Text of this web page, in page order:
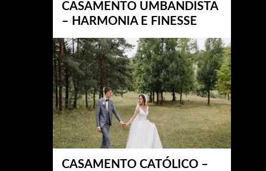
CASAMENTO UMBANDISTA
– HARMONIA E FINESSE
CASAMENTO CATÓLICO –